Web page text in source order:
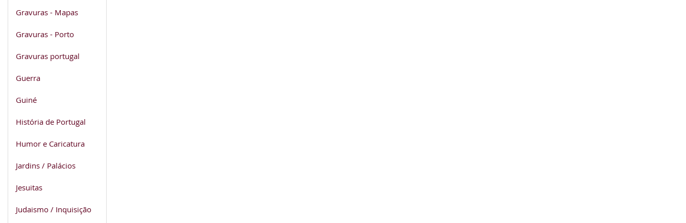
Gravuras - Mapas
Gravuras - Porto
Gravuras portugal
Guerra
Guiné
História de Portugal
Humor e Caricatura
Jardins / Palácios
Jesuitas
Judaismo / Inquisição